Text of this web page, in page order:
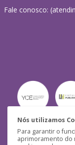
Nós utilizamos
Para garantir o
aprimoramento do
Fale conosco: (